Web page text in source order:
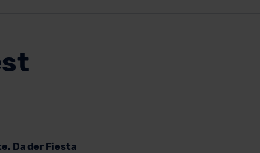
Da der Fiesta